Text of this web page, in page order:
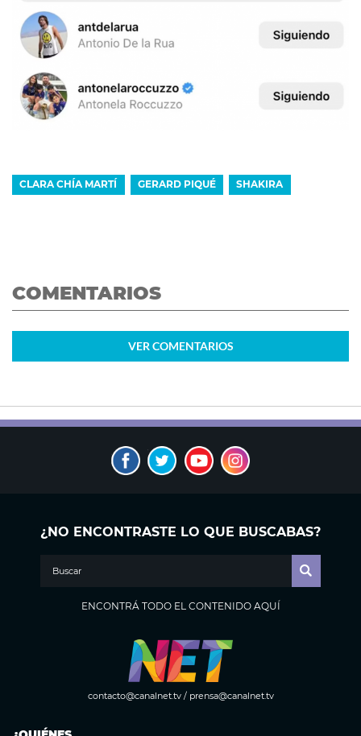
CLARA CHÍA MARTÍ GERARD PIQUÉ SHAKIRA
COMENTARIOS
VER COMENTARIOS
¿NO ENCONTRASTE LO QUE BUSCABAS?
ENCONTRÁ TODO EL CONTENIDO AQUÍ
contacto@canalnet.tv/ prensa@canalnet.tv